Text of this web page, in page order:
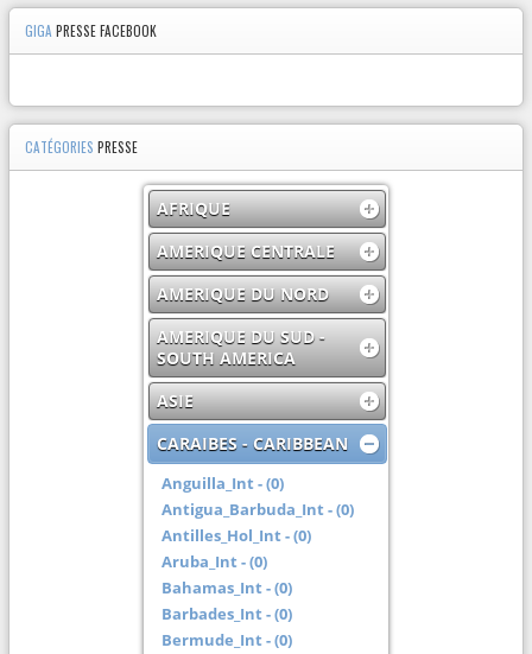
GIGAPRESSE FACEBOOK
CATÉGORIES PRESSE
AFRIQUE
AMERIQUE CENTRALE
AMERIQUE DU NORD
AMERIQUE DU SUD -
SOUTH AMERICA
ASIE
CARAIBES - CARIBBEAN
Anguilla_Int - (0)
Antigua_Barbuda_Int - (0)
Antilles_Hol_Int - (0)
Aruba_Int - (0)
Bahamas_Int - (0)
Barbades_Int - (0)
Bermude_Int - (0)